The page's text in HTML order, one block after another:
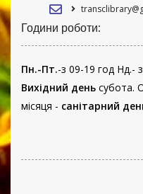
Години роботи:
Пн.-Пт.-з 09-19 год Нд.-
Вихідний день субота.
місяця - санітарний